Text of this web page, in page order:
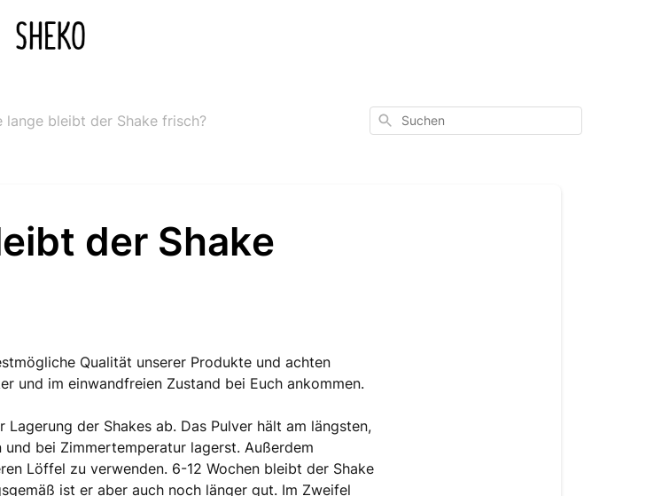
lange bleibt der Shake frisch? Suchen
der Shake
Qualität unserer Produkte und achten
und im einwandfreien Zustand bei Euch ankommen.
der Shakes ab. Das Pulver hält am längsten,
bei Zimmertemperatur lagerst. Außerdem
Löffel zu verwenden. 6-12 Wochen bleibt der Shake
ist er aber auch noch länger gut. Im Zweifel